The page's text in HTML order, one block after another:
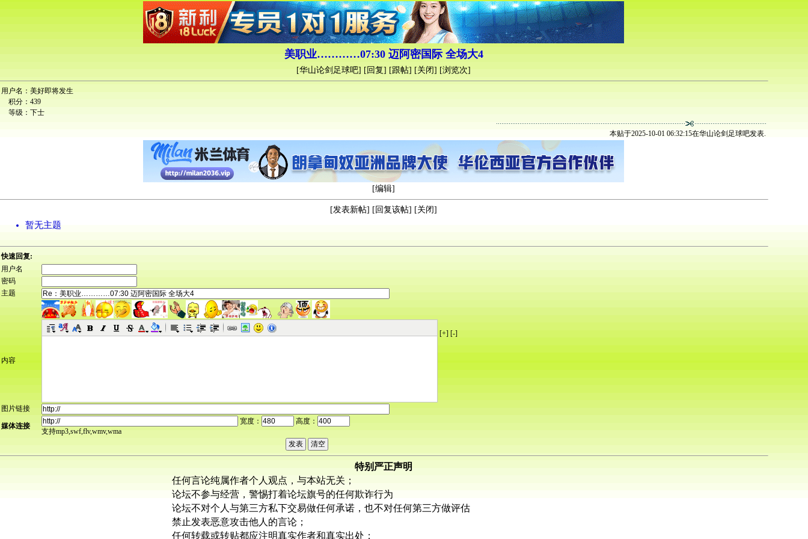
美职业…………07:30 迈阿密国际 全场大4
[华山论剑足球吧] [回复] [跟帖] [关闭] [浏览次]
用户名： 美好即将发生
积分： 439
等级： 下士
本贴于2025-10-01 06:32:15在华山论剑足球吧发表.
[编辑]
[发表新帖] [ 回复该帖] [关闭]
暂无主题
快速回复:
用户名
密码
主题
内容
[+] [-]
图片链接
媒体连接
宽度：
高度：
支持mp3,swf,flv,wmv,wma
特别严正声明
任何言论纯属作者个人观点，与本站无关；
论坛不参与经营，警惕打着论坛旗号的任何欺诈行为
论坛不对个人与第三方私下交易做任何承诺，也不对任何第三方做评估
禁止发表恶意攻击他人的言论；
任何转载或转贴都应注明真实作者和真实出处；